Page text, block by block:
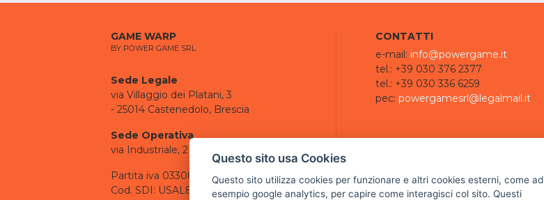
GAME WARP
BY POWER GAME SRL
Sede Legale
via Villaggio dei Platani, 3
- 25014 Castenedolo, Brescia
Sede Operativa
via Industriale, 2 - 25082 Botticino, BS
Partita iva 03308130982
Cod. SDI: USAL8PV
CONTATTI
e-mail: info@powergame.it
tel.: +39 030 376 2377
tel.: +39 030 336 6259
pec: powergamesrl@legalmail.it
Questo sito usa Cookies
Questo sito utilizza cookies per funzionare e altri cookies esterni, come ad
esempio google analytics, per capire come interagisci col sito. Questi